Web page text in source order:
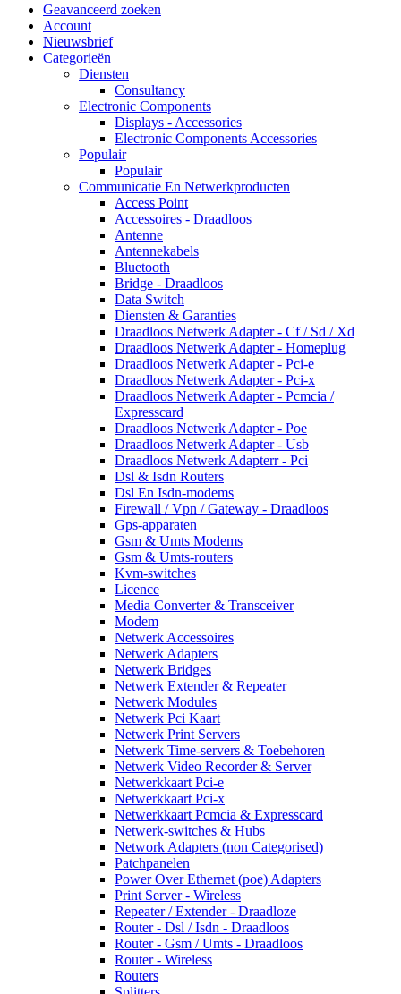
Geavanceerd zoeken
Account
Nieuwsbrief
Categorieën
Diensten
Consultancy
Electronic Components
Displays - Accessories
Electronic Components Accessories
Populair
Populair
Communicatie En Netwerkproducten
Access Point
Accessoires - Draadloos
Antenne
Antennekabels
Bluetooth
Bridge - Draadloos
Data Switch
Diensten & Garanties
Draadloos Netwerk Adapter - Cf / Sd / Xd
Draadloos Netwerk Adapter - Homeplug
Draadloos Netwerk Adapter - Pci-e
Draadloos Netwerk Adapter - Pci-x
Draadloos Netwerk Adapter - Pcmcia /
Expresscard
Draadloos Netwerk Adapter - Poe
Draadloos Netwerk Adapter - Usb
Draadloos Netwerk Adapterr - Pci
Dsl & Isdn Routers
Dsl En Isdn-modems
Firewall / Vpn / Gateway - Draadloos
Gps-apparaten
Gsm & Umts Modems
Gsm & Umts-routers
Kvm-switches
Licence
Media Converter & Transceiver
Modem
Netwerk Accessoires
Netwerk Adapters
Netwerk Bridges
Netwerk Extender & Repeater
Netwerk Modules
Netwerk Pci Kaart
Netwerk Print Servers
Netwerk Time-servers & Toebehoren
Netwerk Video Recorder & Server
Netwerkkaart Pci-e
Netwerkkaart Pci-x
Netwerkkaart Pcmcia & Expresscard
Netwerk-switches & Hubs
Network Adapters (non Categorised)
Patchpanelen
Power Over Ethernet (poe) Adapters
Print Server - Wireless
Repeater / Extender - Draadloze
Router - Dsl / Isdn - Draadloos
Router - Gsm / Umts - Draadloos
Router - Wireless
Routers